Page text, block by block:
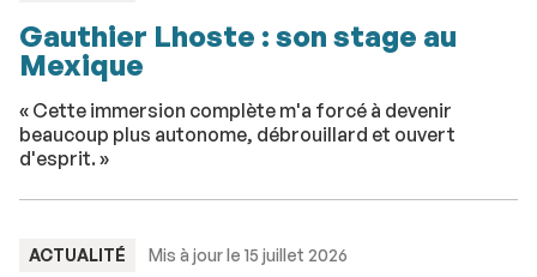
Gauthier Lhoste : son stage au
Mexique
« Cette immersion complète m'a forcé à devenir
beaucoup plus autonome, débrouillard et ouvert
d'esprit. »
TYPE
ACTUALITÉ Mis à jour le 15 juillet 2026